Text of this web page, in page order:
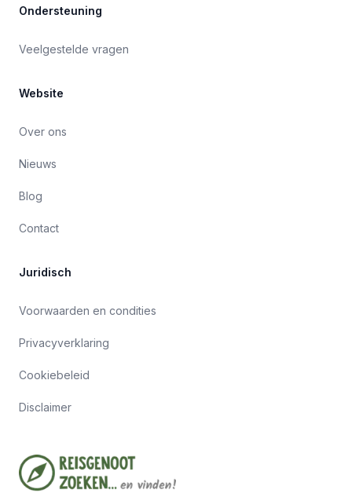
Ondersteuning
Veelgestelde vragen
Website
Over ons
Nieuws
Blog
Contact
Juridisch
Voorwaarden en condities
Privacyverklaring
Cookiebeleid
Disclaimer